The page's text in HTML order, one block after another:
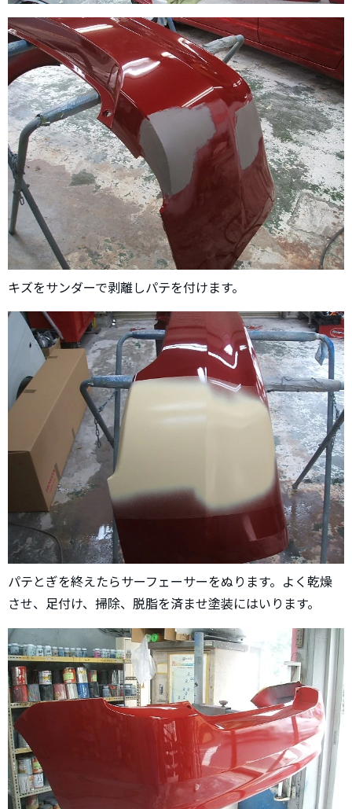
キズをサンダーで剥離しパテを付けます。
パテとぎを終えたらサーフェーサーをぬります。よく乾燥
させ、足付け、掃除、脱脂を済ませ塗装にはいります。